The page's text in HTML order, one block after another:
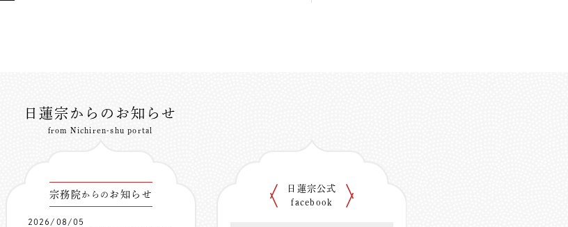
日蓮宗からのお知らせ
from Nichiren-shu portal
宗務院からの お知らせ
2026/08/05
日蓮宗公式
facebook